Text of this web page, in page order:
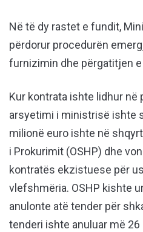
Në të dy rastet e fundit,
përdorur procedurën
furnizimin dhe përgatitjen
Kur kontrata ishte lidhur në
arsyetimi i ministrisë ishte
milionë euro ishte në
i Prokurimit (OSHP) dhe
kontratës ekzistuese për
vlefshmëria. OSHP kishte
anulonte atë tender për
tenderi ishte anuluar më